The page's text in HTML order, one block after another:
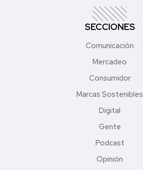
SECCIONES
Comunicación
Mercadeo
Consumidor
Marcas Sostenibles
Digital
Gente
Podcast
Opinión